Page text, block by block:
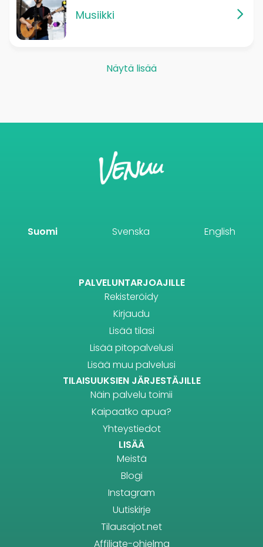
Musiikki
Näytä lisää
Suomi Svenska English
PALVELUNTARJOAJILLE
Rekisteröidy
Kirjaudu
Lisää tilasi
Lisää pitopalvelusi
Lisää muu palvelusi
TILAISUUKSIEN JÄRJESTÄJILLE
Näin palvelu toimii
Kaipaatko apua?
Yhteystiedot
LISÄÄ
Meistä
Blogi
Instagram
Uutiskirje
Tilausajot.net
Affiliate-ohjelma